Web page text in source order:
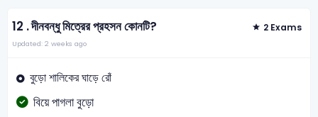
12 .দীনবন্ধু মিত্রের প্রহসন কোনটি? 2 Exams
Updated: 2 weeks ago
বুড়ো শালিকের ঘাড়ে রোঁ
বিয়ে পাগলা বুড়ো